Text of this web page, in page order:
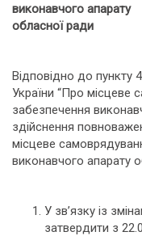
виконавчого апарату
обласної ради
Відповідно до пункту
України “Про місцеве
забезпечення
здійснення
місцеве
виконавчого апарату
У зв’язку із
затвердити з